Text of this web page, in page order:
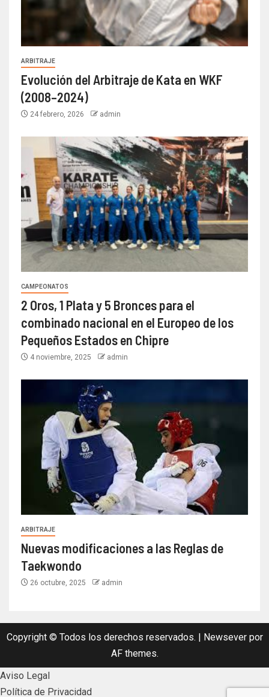
ARBITRAJE
Evolución del Arbitraje de Kata en WKF
(2008–2024)
24 febrero, 2026 admin
CAMPEONATOS
2 Oros, 1 Plata y 5 Bronces para el
combinado nacional en el Europeo de los
Pequeños Estados en Chipre
4 noviembre, 2025 admin
ARBITRAJE
Nuevas modificaciones a las Reglas de
Taekwondo
26 octubre, 2025 admin
Copyright © Todos los derechos reservados. Newseverpor
AF themes.
Aviso Legal
Política de Privacidad